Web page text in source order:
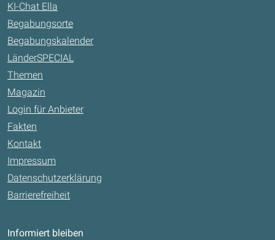
KI-Chat Ella
Begabungsorte
Begabungskalender
LänderSPECIAL
Themen
Magazin
Login für Anbieter
Fakten
Kontakt
Impressum
Datenschutzerklärung
Barrierefreiheit
Informiert bleiben